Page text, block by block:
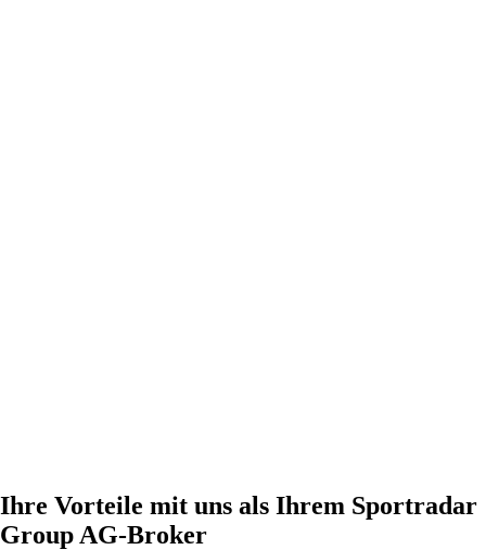
Ihre Vorteile mit uns als Ihrem Sportradar
Group AG-Broker